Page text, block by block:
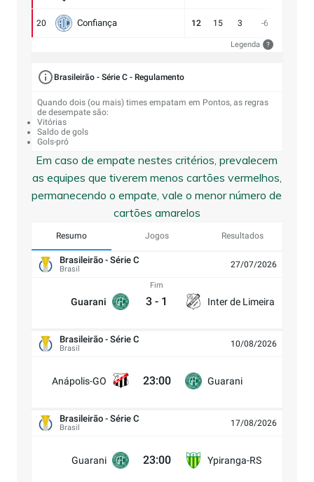
20 Confiança 12 15 3 -6
Legenda ?
Brasileirão - Série C - Regulamento
Quando dois (ou mais) times empatam em Pontos, as regras
de desempate são:
Vitórias
Saldo de gols
Gols-pró
Em caso de empate nestes critérios, prevalecem
as equipes que tiverem menos cartões vermelhos,
permanecendo o empate, vale o menor número de
cartões amarelos
Resumo Jogos Resultados
Brasileirão - Série C
Brasil 27/07/2026
Guarani
Fim
3 - 1 Inter de Limeira
Brasileirão - Série C
Brasil 10/08/2026
Anápolis-GO 23:00 Guarani
Brasileirão - Série C
Brasil 17/08/2026
Guarani 23:00 Ypiranga-RS